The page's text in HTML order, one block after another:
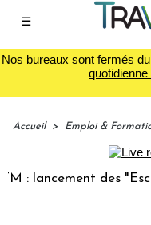
☰
Nos bureaux sont fermés
Accueil > Emploi &
lancement des